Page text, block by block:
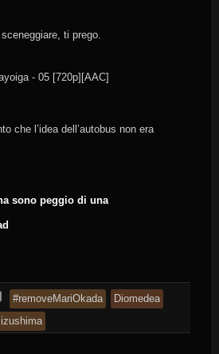
ti prego.
che l’idea dell’autobus non era
sono peggio di una
and
tagged
#removeMariOkada
Diomedea